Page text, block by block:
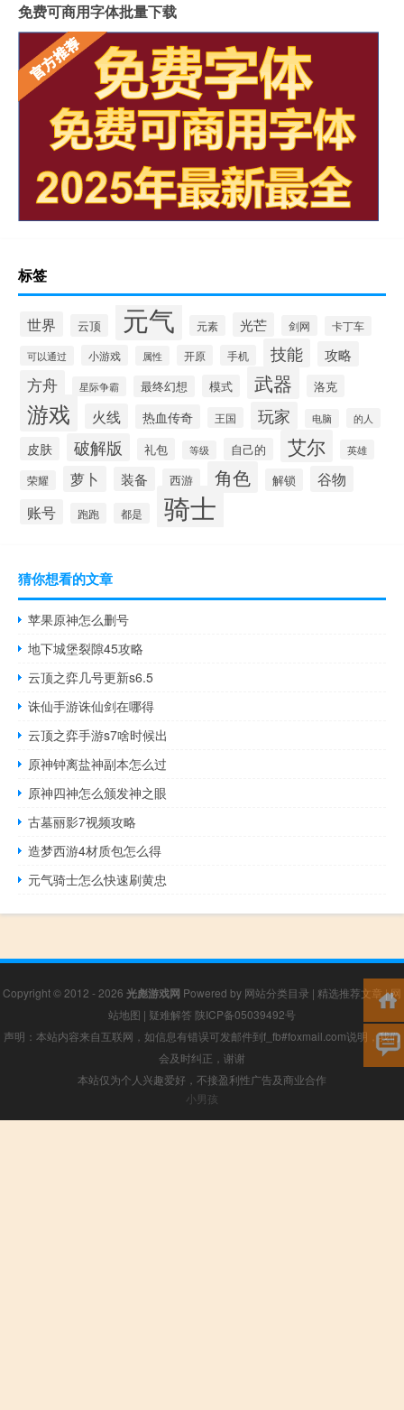
免费可商用字体批量下载
标签
世界 云顶 元气 元素 光芒 剑网 卡丁车
可以通过 小游戏 属性 开原 手机 技能 攻略
方舟 星际争霸 最终幻想 模式 武器 洛克
游戏 火线 热血传奇 王国 玩家 电脑 的人
皮肤 破解版 礼包 等级 自己的 艾尔 英雄
荣耀 萝卜 装备 西游 角色 解锁 谷物
账号 跑跑 都是 骑士
猜你想看的文章
苹果原神怎么删号
地下城堡裂隙45攻略
云顶之弈几号更新s6.5
诛仙手游诛仙剑在哪得
云顶之弈手游s7啥时候出
原神钟离盐神副本怎么过
原神四神怎么颁发神之眼
古墓丽影7视频攻略
造梦西游4材质包怎么得
元气骑士怎么快速刷黄忠
Copyright © 2012 - 2026 光彪游戏网 Powered by 网站分类目录 | 精选推荐文章 |网
站地图 | 疑难解答 陕ICP备05039492号
声明：本站内容来自互联网，如信息有错误可发邮件到f_fb#foxmail.com说明，我们
会及时纠正，谢谢
本站仅为个人兴趣爱好，不接盈利性广告及商业合作
小男孩